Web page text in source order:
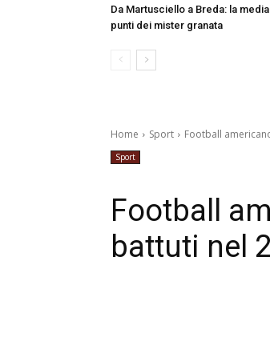
Da Martusciello a Breda: la media
punti dei mister granata